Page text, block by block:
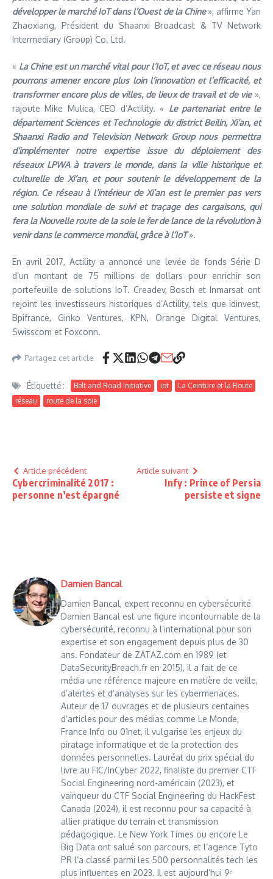
développer le marché IoT dans l’Ouest de la Chine », affirme Yan
Zhaoxiang, Président du Shaanxi Broadcast & TV Network
Intermediary (Group) Co. Ltd.
« La Chine est un marché vital pour l’IoT, et avec ce réseau nous
pourrons amener encore plus loin l’innovation et l’efficacité, et
transformer encore plus de villes, de lieux de travail et de vie»,
rajoute Mike Mulica, CEO d’Actility. « Le partenariat entre le
département Sciences et Technologie du district Beilin, Xi’an, et
Shaanxi Radio and Television Network Group nous permettra
d’implémenter notre expertise issue du déploiement des
réseaux LPWA à travers le monde, dans la ville historique et
culturelle de Xi’an, et pour soutenir le développement de la
région. Ce réseau à l’intérieur de Xi’an est le premier pas vers
une solution mondiale de suivi et traçage des cargaisons, qui
fera la Nouvelle route de la soie le fer de lance de la révolution à
venir dans le commerce mondial, grâce à l’IoT ».
En avril 2017, Actility a annoncé une levée de fonds Série D
d’un montant de 75 millions de dollars pour enrichir son
portefeuille de solutions IoT. Creadev, Bosch et Inmarsat ont
rejoint les investisseurs historiques d’Actility, tels que idinvest,
Bpifrance, Ginko Ventures, KPN, Orange Digital Ventures,
Swisscom et Foxconn.
Partagez cet article
Étiquetté : Belt and Road Initiative iot
La Ceinture et la Route
réseau
route de la soie
Article précédent
Cybercriminalité 2017 :
personne n’est épargné
Article suivant
Infy : Prince of Persia
persiste et signe
Damien Bancal
Damien Bancal, expert reconnu en cybersécurité
Damien Bancal est une figure incontournable de la
cybersécurité, reconnu à l’international pour son
expertise et son engagement depuis plus de 30
ans. Fondateur de ZATAZ.com en 1989 (et
DataSecurityBreach.fr en 2015), il a fait de ce
média une référence majeure en matière de veille,
d’alertes et d’analyses sur les cybermenaces.
Auteur de 17 ouvrages et de plusieurs centaines
d’articles pour des médias comme Le Monde,
France Info ou 01net, il vulgarise les enjeux du
piratage informatique et de la protection des
données personnelles. Lauréat du prix spécial du
livre au FIC/InCyber 2022, finaliste du premier CTF
Social Engineering nord-américain (2023), et
vainqueur du CTF Social Engineering du HackFest
Canada (2024), il est reconnu pour sa capacité à
allier pratique du terrain et transmission
pédagogique. Le New York Times ou encore Le
Big Data ont salué son parcours, et l’agence Tyto
PR l’a classé parmi les 500 personnalités tech les
plus influentes en 2023. Il est aujourd’hui 9ᵉ